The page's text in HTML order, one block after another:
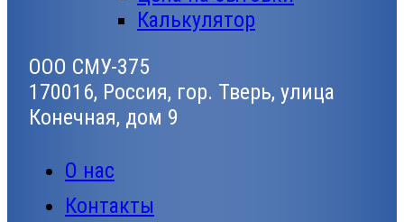
Калькулятор
ООО СМУ-375
170016, Россия, гор. Тверь, улица
Конечная, дом 9
О нас
Контакты